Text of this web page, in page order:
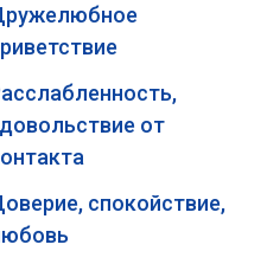
от
спокойствие,